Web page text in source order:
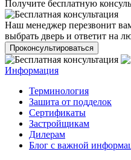
Получите бесплатную
Наш менеджер перезвонит
выбрать дверь и ответит на
Проконсультироваться
Информация
Терминология
Зашита от подделок
Сертификаты
Застройщикам
Дилерам
Блог с важной